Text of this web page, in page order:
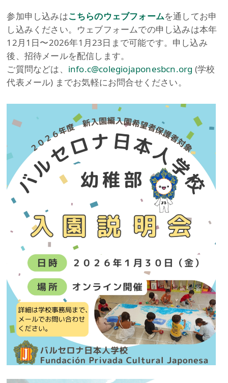
参加申し込みはこちらのウェブフォームを通してお申
し込みください。ウェブフォームでの申し込みは本年
12月1日〜2026年1月23日まで可能です。申し込み
後、招待メールを配信します。
ご質問などは、 info.c@colegiojaponesbcn.org (学校
代表メール) までお気軽にお問合せください。